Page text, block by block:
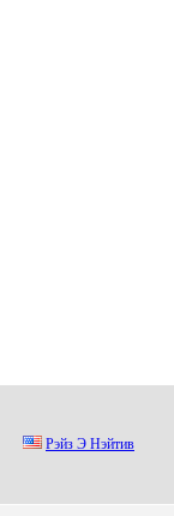
Pэйз Э Hэйтив